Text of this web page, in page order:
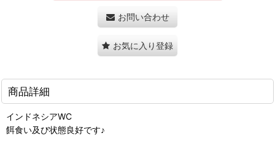
お問い合わせ
お気に入り登録
商品詳細
インドネシアWC
餌食い及び状態良好です♪